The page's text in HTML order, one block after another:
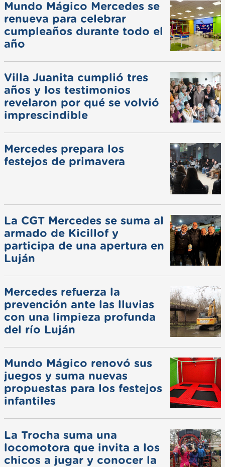
Mundo Mágico Mercedes se
renueva para celebrar
cumpleaños durante todo el
año
Villa Juanita cumplió tres
años y los testimonios
revelaron por qué se volvió
imprescindible
Mercedes prepara los
festejos de primavera
La CGT Mercedes se suma al
armado de Kicillof y
participa de una apertura en
Luján
Mercedes refuerza la
prevención ante las lluvias
con una limpieza profunda
del río Luján
Mundo Mágico renovó sus
juegos y suma nuevas
propuestas para los festejos
infantiles
La Trocha suma una
locomotora que invita a los
chicos a jugar y conocer la